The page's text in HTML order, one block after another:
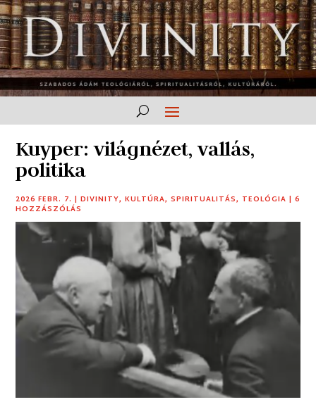
Kuyper: világnézet, vallás,
politika
2026 FEBR. 7. |DIVINITY,KULTÚRA,SPIRITUALITÁS, TEOLÓGIA |6
HOZZÁSZÓLÁS